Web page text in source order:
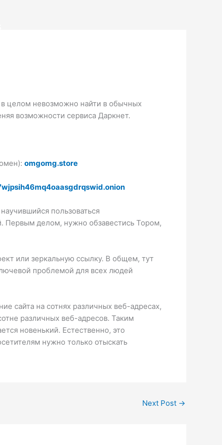
целом невозможно найти в обычных
возможности сервиса Даркнет.
omgomg.store
пользоваться
Первым делом, нужно обзавестись Тором,
или зеркальную ссылку. В общем, тут
проблемой для всех людей
сайта на сотнях различных веб-адресах,
различных веб-адресов. Таким
новенький. Естественно, это
нужно только отыскать
Next Post →